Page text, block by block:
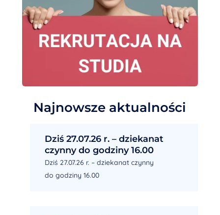
Najnowsze aktualności
Dziś 27.07.26 r. – dziekanat
czynny do godziny 16.00
Dziś 27.07.26 r. – dziekanat czynny
do godziny 16.00